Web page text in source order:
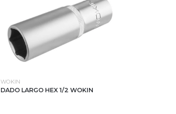
WOKIN
DADO LARGO HEX 1/2 WOKIN